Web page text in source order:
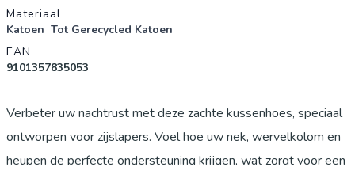
Materiaal
Katoen Tot Gerecycled Katoen
EAN
9101357835053
Verbeter uw nachtrust met deze zachte kussenhoes, speciaal
ontworpen voor zijslapers. Voel hoe uw nek, wervelkolom en
heupen de perfecte ondersteuning krijgen, wat zorgt voor een